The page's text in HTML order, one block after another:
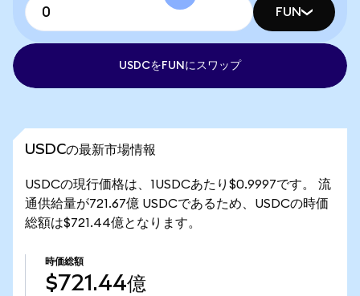
FUN
USDCをFUNにスワップ
USDCの最新市場情報
USDCの現行価格は、1USDCあたり$0.9997です。 流
通供給量が721.67億 USDCであるため、USDCの時価
総額は$721.44億となります。
時価総額
$721.44億